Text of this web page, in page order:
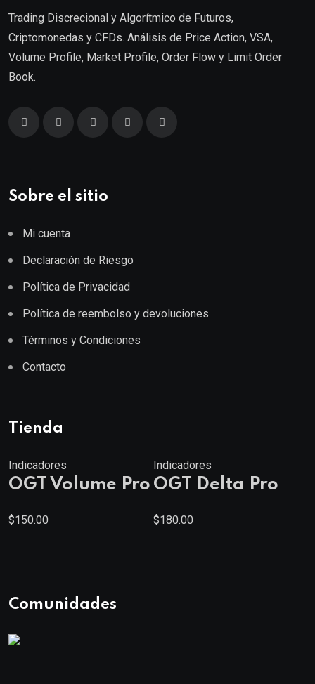
Trading Discrecional y Algorítmico de Futuros,
Criptomonedas y CFDs. Análisis de Price Action, VSA,
Volume Profile, Market Profile, Order Flow y Limit Order
Book.
Sobre el sitio
Mi cuenta
Declaración de Riesgo
Política de Privacidad
Política de reembolso y devoluciones
Términos y Condiciones
Contacto
Tienda
Indicadores
OGT Volume Pro
$150.00
Indicadores
OGT Delta Pro
$180.00
Comunidades